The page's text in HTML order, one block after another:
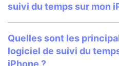
suivi du temps sur mon
Quelles sont les
logiciel de suivi du
iPhone ?